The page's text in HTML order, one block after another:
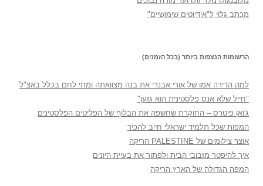
מכתב גלוי ל"אידיוטים שימושיים"
הרשומות הנצפות ביותר (בכל הזמנים)
למה הדירה אמו של אורי אבנרי את בנה מצוואתה ומתי לחם בכלל באצ"ל
"חייל שלא אנס פלסטינית הוא גזען"
ג'ואן פיטרס – החוקרת שחשפה את הבלוף של הפליטים הפלסטינים
המפות שכל תלמיד ישראלי חייב להכיר
אוצר צילומים של PALESTINE הריקה
איך להיפטר מזבובי הבית ולפתור את בעיית היונים
המפה הגדולה של הארץ הריקה